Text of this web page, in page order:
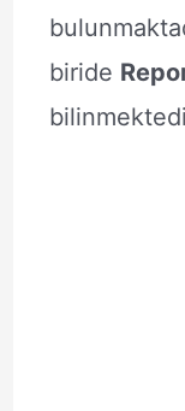
biride